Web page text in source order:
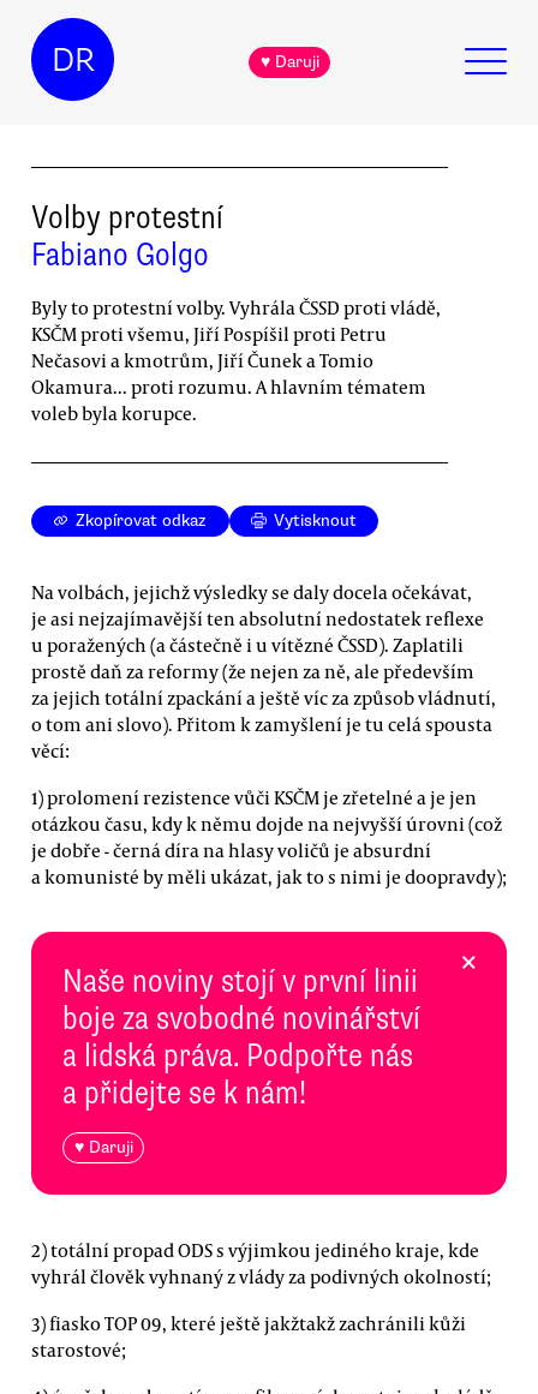
DR ♥ Daruji
Volby protestní
Fabiano Golgo
Byly to protestní volby. Vyhrála ČSSD proti vládě,
KSČM proti všemu, Jiří Pospíšil proti Petru
Nečasovi a kmotrům, Jiří Čunek a Tomio
Okamura... proti rozumu. A hlavním tématem
voleb byla korupce.
Zkopírovat odkaz Vytisknout
Na volbách, jejichž výsledky se daly docela očekávat,
je asi nejzajímavější ten absolutní nedostatek reflexe
u poražených (a částečně i u vítězné ČSSD). Zaplatili
prostě daň za reformy (že nejen za ně, ale především
za jejich totální zpackání a ještě víc za způsob vládnutí,
o tom ani slovo). Přitom k zamyšlení je tu celá spousta
věcí:
1) prolomení rezistence vůči KSČM je zřetelné a je jen
otázkou času, kdy k němu dojde na nejvyšší úrovni (což
je dobře - černá díra na hlasy voličů je absurdní
a komunisté by měli ukázat, jak to s nimi je doopravdy);
Naše noviny stojí v první linii
boje za svobodné novinářství
a lidská práva. Podpořte nás
a přidejte se k nám!
♥ Daruji
×
2) totální propad ODS s výjimkou jediného kraje, kde
vyhrál člověk vyhnaný z vlády za podivných okolností;
3) fiasko TOP 09, které ještě jakžtakž zachránili kůži
starostové;